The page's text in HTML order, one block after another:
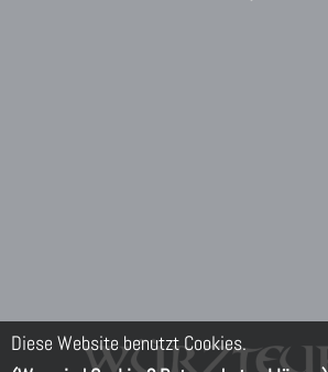
Diese Website benutzt Cookies.